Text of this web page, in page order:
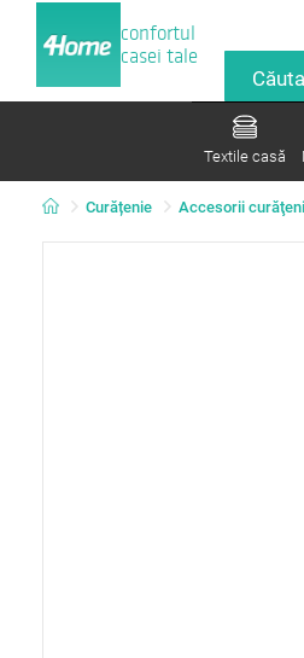
confortul
casei tale
Textile casă
Curățenie Accesorii